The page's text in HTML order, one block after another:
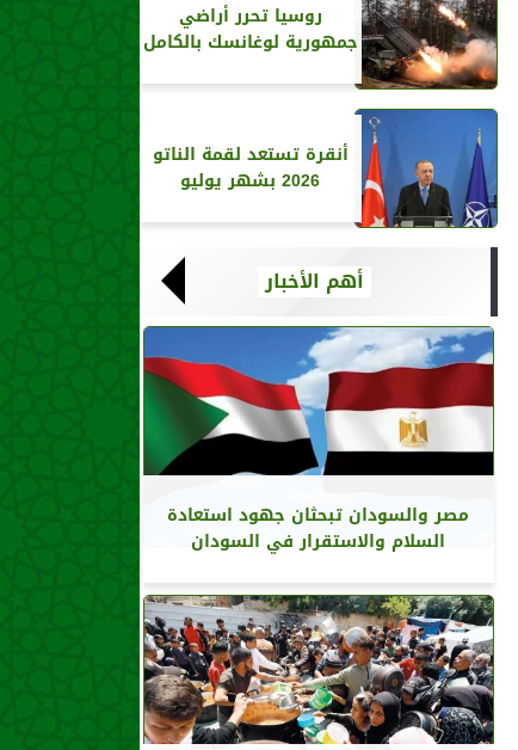
روسيا تحرر أراضي
جمهورية لوغانسك بالكامل
أنقرة تستعد لقمة الناتو
2026 بشهر يوليو
أهم الأخبار
مصر والسودان تبحثان جهود استعادة
السلام والاستقرار في السودان